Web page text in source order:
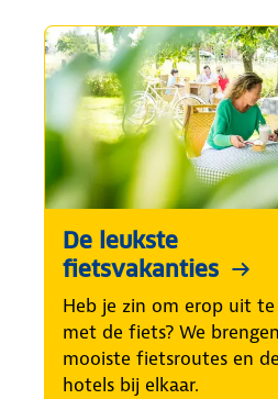
De leukste
fietsvakanties
Heb je zin om erop uit
met de fiets? We
mooiste fietsroutes en
hotels bij elkaar.